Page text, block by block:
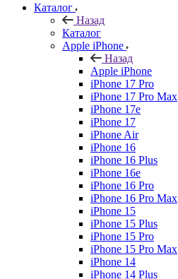
Каталог
Назад
Каталог
Apple iPhone
Назад
Apple iPhone
iPhone 17 Pro
iPhone 17 Pro Max
iPhone 17e
iPhone 17
iPhone Air
iPhone 16
iPhone 16 Plus
iPhone 16e
iPhone 16 Pro
iPhone 16 Pro Max
iPhone 15
iPhone 15 Plus
iPhone 15 Pro
iPhone 15 Pro Max
iPhone 14
iPhone 14 Plus